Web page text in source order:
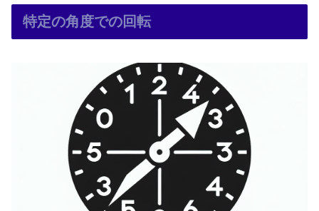
特定の角度での回転